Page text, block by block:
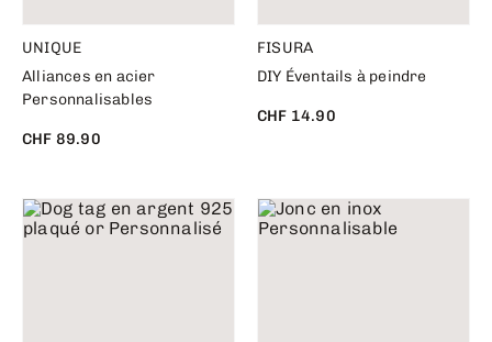
UNIQUE
Alliances en acier
Personnalisables
CHF 89.90
FISURA
DIY Éventails à peindre
CHF 14.90